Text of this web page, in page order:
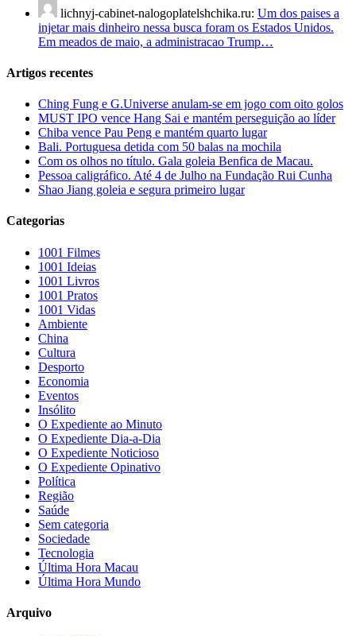
lichnyj-cabinet-nalogoplatelshchika.ru: Um dos paises a
injetar mais dinheiro nessa busca foram os Estados Unidos.
Em meados de maio, a administracao Trump…
Artigos recentes
Ching Fung e G.Universe anulam-se em jogo com oito golos
MUST IPO vence Hang Sai e mantém perseguição ao líder
Chiba vence Pau Peng e mantém quarto lugar
Bali. Portuguesa detida com 50 balas na mochila
Com os olhos no título. Gala goleia Benfica de Macau.
Pessoa caligráfico. Até 4 de Julho na Fundação Rui Cunha
Shao Jiang goleia e segura primeiro lugar
Categorias
1001 Filmes
1001 Ideias
1001 Livros
1001 Pratos
1001 Vidas
Ambiente
China
Cultura
Desporto
Economia
Eventos
Insólito
O Expediente ao Minuto
O Expediente Dia-a-Dia
O Expediente Noticioso
O Expediente Opinativo
Política
Região
Saúde
Sem categoria
Sociedade
Tecnologia
Última Hora Macau
Última Hora Mundo
Arquivo